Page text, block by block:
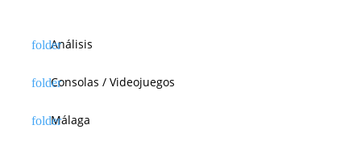
Análisis
Consolas / Videojuegos
Málaga